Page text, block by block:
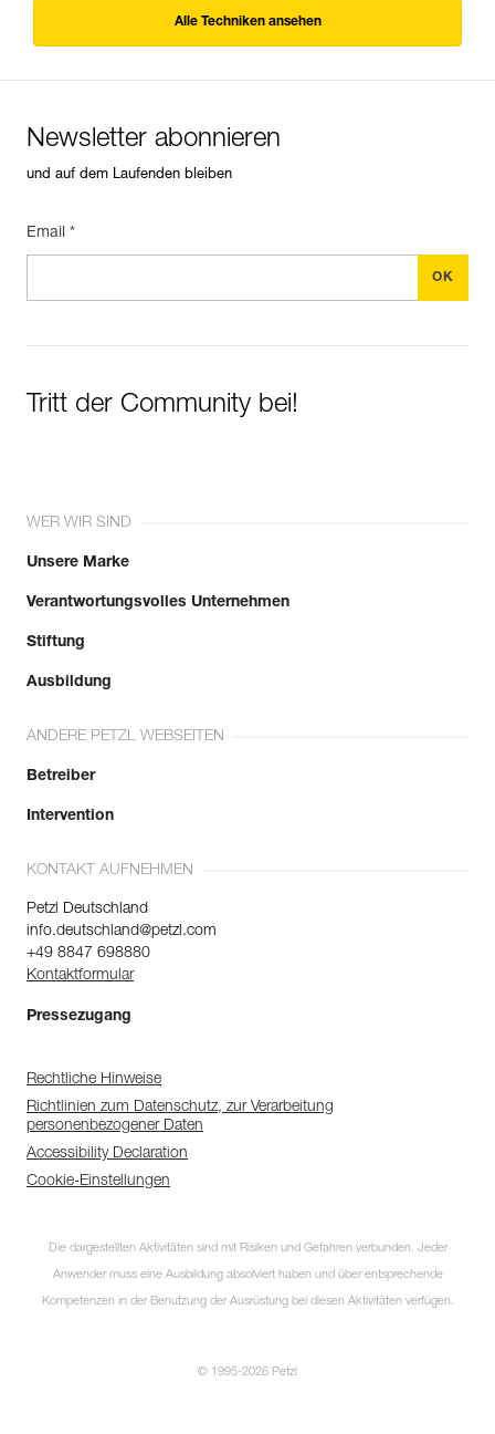
Alle Techniken ansehen
Newsletter abonnieren
und auf dem Laufenden bleiben
Email *
Tritt der Community bei!
WER WIR SIND
Unsere Marke
Verantwortungsvolles Unternehmen
Stiftung
Ausbildung
ANDERE PETZL WEBSEITEN
Betreiber
Intervention
KONTAKT AUFNEHMEN
Petzl Deutschland
info.deutschland@petzl.com
+49 8847 698880
Kontaktformular
Pressezugang
Rechtliche Hinweise
Richtlinien zum Datenschutz, zur Verarbeitung
personenbezogener Daten
Accessibility Declaration
Cookie-Einstellungen
Die dargestellten Aktivitäten sind mit Risiken und Gefahren verbunden. Jeder
Anwender muss eine Ausbildung absolviert haben und über entsprechende
Kompetenzen in der Benutzung der Ausrüstung bei diesen Aktivitäten verfügen.
© 1995-2026 Petzl